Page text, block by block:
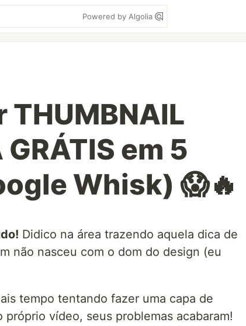
Powered by Algolia
THUMBNAIL
em 5
Whisk) 😱🔥
Didico na área trazendo aquela dica de
não nasceu com o dom do design (eu
tempo tentando fazer uma capa de
vídeo, seus problemas acabaram!